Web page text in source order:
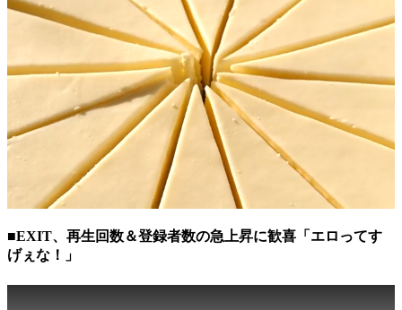
■EXIT、再生回数＆登録者数の急上昇に歓喜「エロってす
げぇな！」